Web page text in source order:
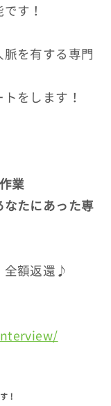
す！
を有する専門
をします！
業
なたにあった専
全額返還♪